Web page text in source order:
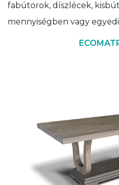
fabútorok, díszlécek,
mennyiségben vagy